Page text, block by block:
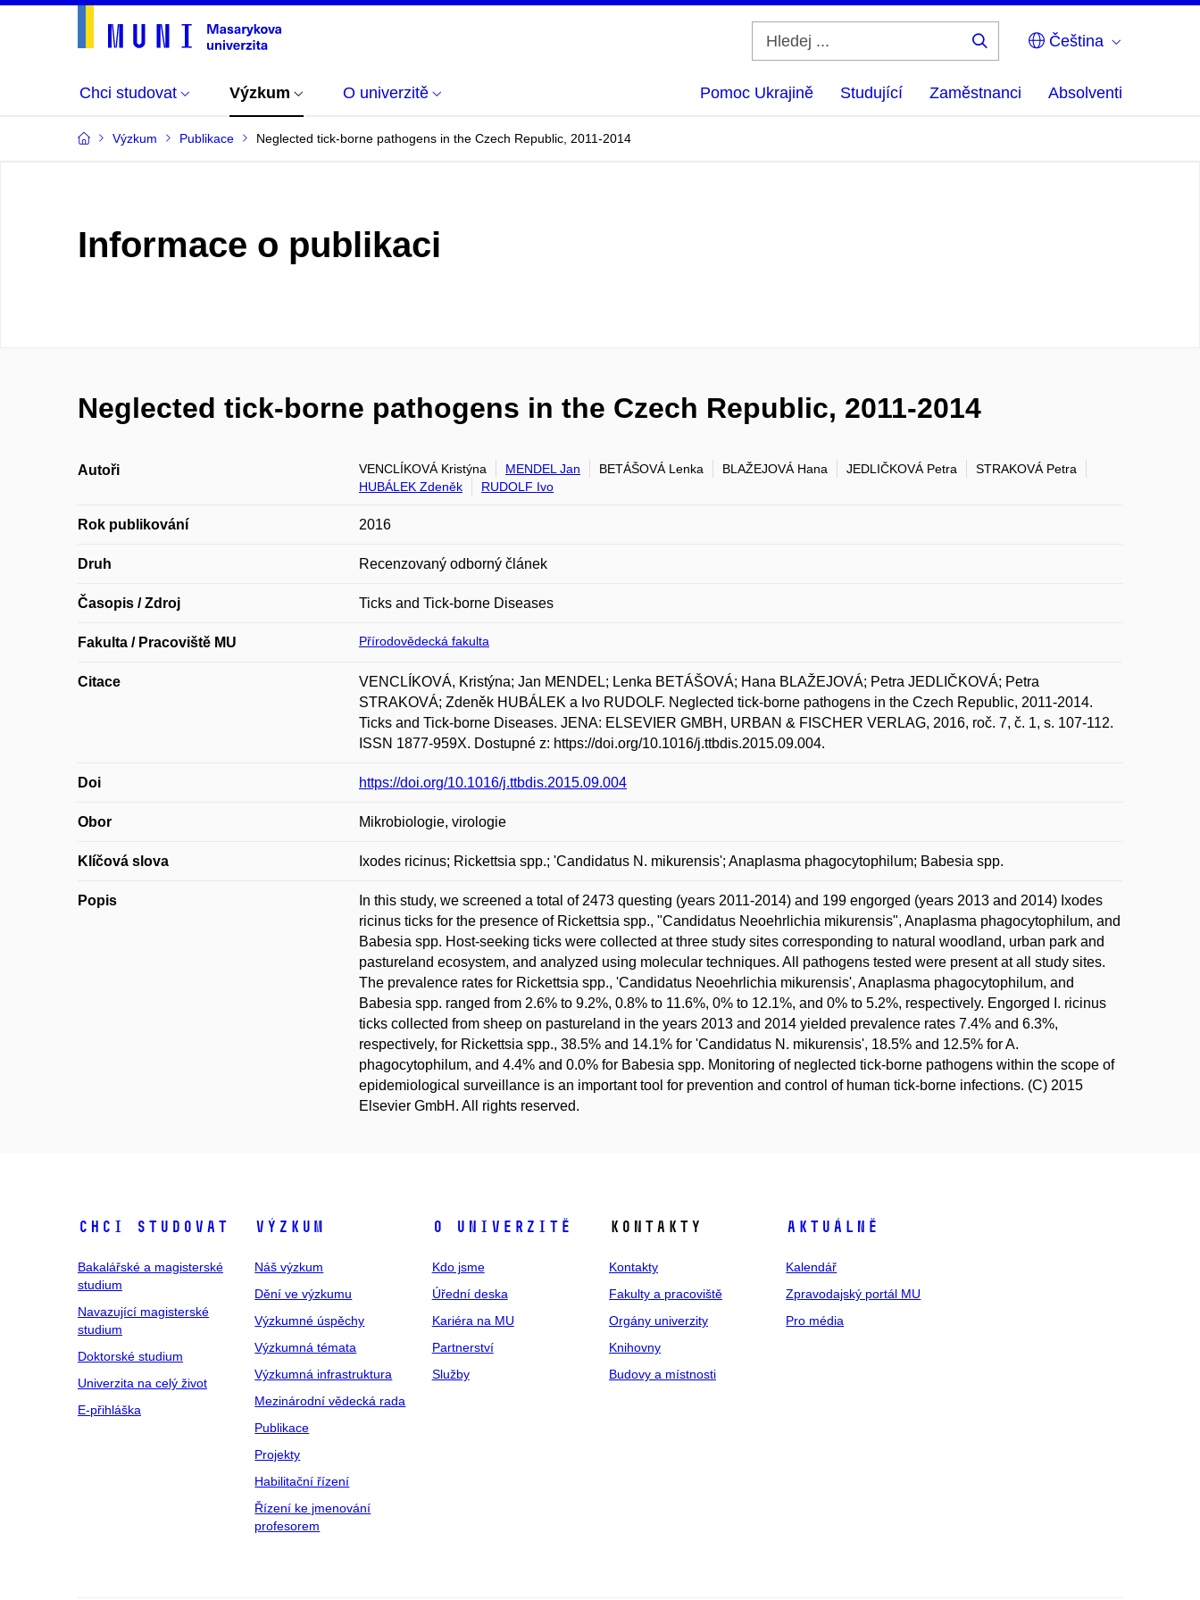
Čeština
Chci studovat Výzkum O univerzitě Pomoc Ukrajině Studující Zaměstnanci Absolventi
Výzkum Publikace Neglected tick-borne pathogens in the Czech Republic, 2011-2014
Informace o publikaci
Neglected tick-borne pathogens in the Czech Republic, 2011-2014
Autoři VENCLÍKOVÁ Kristýna MENDEL Jan BETÁŠOVÁ Lenka BLAŽEJOVÁ Hana JEDLIČKOVÁ Petra
STRAKOVÁ Petra
HUBÁLEK Zdeněk
RUDOLF Ivo
Rok publikování 2016
Druh Recenzovaný odborný článek
Časopis / Zdroj Ticks and Tick-borne Diseases
Fakulta / Pracoviště MU Přírodovědecká fakulta
Citace
VENCLÍKOVÁ, Kristýna; Jan MENDEL; Lenka BETÁŠOVÁ; Hana BLAŽEJOVÁ; Petra JEDLIČKOVÁ; Petra
STRAKOVÁ; Zdeněk HUBÁLEK a Ivo RUDOLF. Neglected tick-borne pathogens in the Czech Republic, 2011-2014.
Ticks and Tick-borne Diseases. JENA: ELSEVIER GMBH, URBAN & FISCHER VERLAG, 2016, roč. 7, č. 1, s. 107-112.
ISSN 1877-959X. Dostupné z: https://doi.org/10.1016/j.ttbdis.2015.09.004.
Doi https://doi.org/10.1016/j.ttbdis.2015.09.004
Obor Mikrobiologie, virologie
Klíčová slova Ixodes ricinus; Rickettsia spp.; 'Candidatus N. mikurensis'; Anaplasma phagocytophilum; Babesia spp.
Popis
In this study, we screened a total of 2473 questing (years 2011-2014) and 199 engorged (years 2013 and 2014) Ixodes
ricinus ticks for the presence of Rickettsia spp., "Candidatus Neoehrlichia mikurensis", Anaplasma phagocytophilum, and
Babesia spp. Host-seeking ticks were collected at three study sites corresponding to natural woodland, urban park and
pastureland ecosystem, and analyzed using molecular techniques. All pathogens tested were present at all study sites.
The prevalence rates for Rickettsia spp., 'Candidatus Neoehrlichia mikurensis', Anaplasma phagocytophilum, and
Babesia spp. ranged from 2.6% to 9.2%, 0.8% to 11.6%, 0% to 12.1%, and 0% to 5.2%, respectively. Engorged I. ricinus
ticks collected from sheep on pastureland in the years 2013 and 2014 yielded prevalence rates 7.4% and 6.3%,
respectively, for Rickettsia spp., 38.5% and 14.1% for 'Candidatus N. mikurensis', 18.5% and 12.5% for A.
phagocytophilum, and 4.4% and 0.0% for Babesia spp. Monitoring of neglected tick-borne pathogens within the scope of
epidemiological surveillance is an important tool for prevention and control of human tick-borne infections. (C) 2015
Elsevier GmbH. All rights reserved.
Chci studovat
Bakalářské a magisterské
studium
Navazující magisterské
studium
Doktorské studium
Univerzita na celý život
E-přihláška
Výzkum
Náš výzkum
Dění ve výzkumu
Výzkumné úspěchy
Výzkumná témata
Výzkumná infrastruktura
Mezinárodní vědecká rada
Publikace
Projekty
Habilitační řízení
Řízení ke jmenování
profesorem
O univerzitě
Kdo jsme
Úřední deska
Kariéra na MU
Partnerství
Služby
Kontakty
Kontakty
Fakulty a pracoviště
Orgány univerzity
Knihovny
Budovy a místnosti
Aktuálně
Kalendář
Zpravodajský portál MU
Pro média